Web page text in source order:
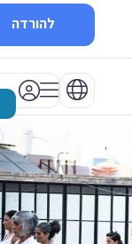
להורדה